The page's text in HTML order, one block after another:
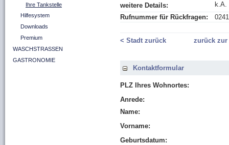
Ihre Tankstelle
Hilfesystem
Downloads
Premium
WASCHSTRASSEN
GASTRONOMIE
weitere Details:
k.A.
Rufnummer für Rückfragen:
< Stadt zurück zurück zur
Kontaktformular
PLZ Ihres Wohnortes:
Anrede:
Name:
Vorname:
Geburtsdatum: